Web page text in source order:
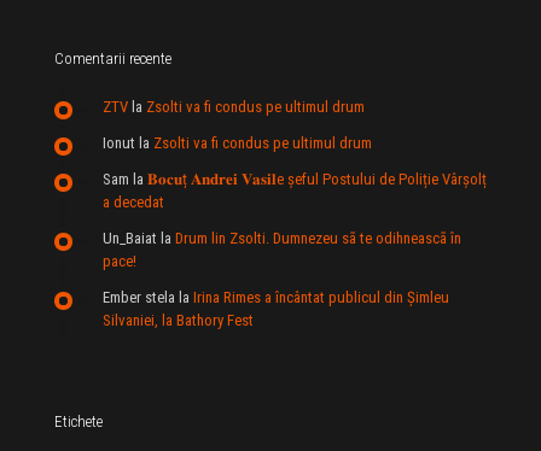
Comentarii recente
ZTV la Zsolti va fi condus pe ultimul drum
Ionut la Zsolti va fi condus pe ultimul drum
Sam la 𝐁𝐨𝐜𝐮ț 𝐀𝐧𝐝𝐫𝐞𝐢 𝐕𝐚𝐬𝐢𝐥e şeful Postului de Poliție Vârșolț
a decedat
Un_Baiat la Drum lin Zsolti. Dumnezeu sã te odihneascã în
pace!
Ember stela la Irina Rimes a încântat publicul din Şimleu
Silvaniei, la Bathory Fest
Etichete